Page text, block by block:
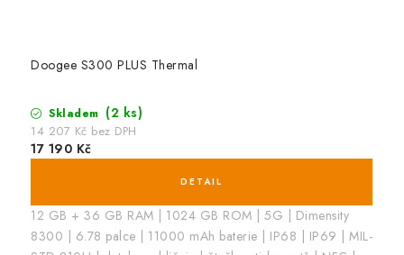
Doogee S300 PLUS Thermal
Skladem (2 ks)
14 207 Kč bez DPH
17 190 Kč
12 GB + 36 GB RAM | 1024 GB ROM | 5G | Dimensity
8300 | 6.78 palce | 11000 mAh baterie | IP68 | IP69 | MIL-